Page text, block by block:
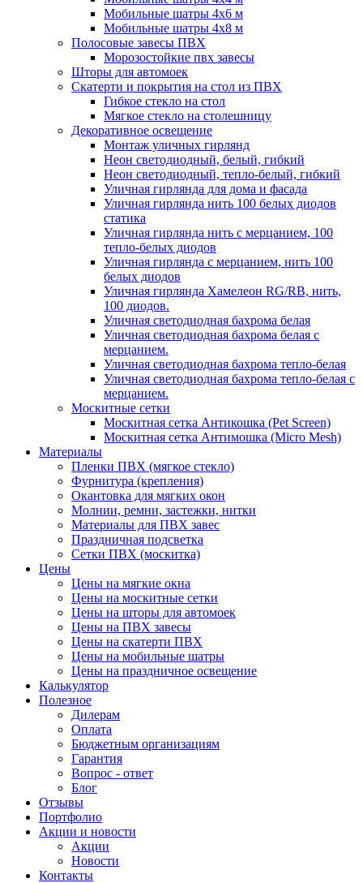
Мобильные шатры 4х6 м
Мобильные шатры 4х8 м
Полосовые завесы ПВХ
Морозостойкие пвх завесы
Шторы для автомоек
Скатерти и покрытия на стол из ПВХ
Гибкое стекло на стол
Мягкое стекло на столешницу
Декоративное освещение
Монтаж уличных гирлянд
Неон светодиодный, белый, гибкий
Неон светодиодный, тепло-белый, гибкий
Уличная гирлянда для дома и фасада
Уличная гирлянда нить 100 белых диодов
статика
Уличная гирлянда нить с мерцанием, 100
тепло-белых диодов
Уличная гирлянда с мерцанием, нить 100
белых диодов
Уличная гирлянда Хамелеон RG/RB, нить,
100 диодов.
Уличная светодиодная бахрома белая
Уличная светодиодная бахрома белая с
мерцанием.
Уличная светодиодная бахрома тепло-белая
Уличная светодиодная бахрома тепло-белая с
мерцанием.
Москитные сетки
Москитная сетка Антикошка (Pet Screen)
Москитная сетка Антимошка (Micro Mesh)
Материалы
Пленки ПВХ (мягкое стекло)
Фурнитура (крепления)
Окантовка для мягких окон
Молнии, ремни, застежки, нитки
Материалы для ПВХ завес
Праздничная подсветка
Сетки ПВХ (москитка)
Цены
Цены на мягкие окна
Цены на москитные сетки
Цены на шторы для автомоек
Цены на ПВХ завесы
Цены на скатерти ПВХ
Цены на мобильные шатры
Цены на праздничное освещение
Калькулятор
Полезное
Дилерам
Оплата
Бюджетным организациям
Гарантия
Вопрос - ответ
Блог
Отзывы
Портфолио
Акции и новости
Акции
Новости
Контакты